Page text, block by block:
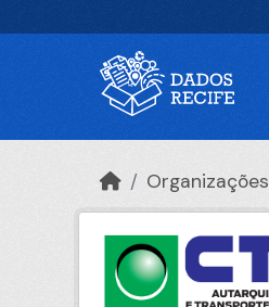
Organizações